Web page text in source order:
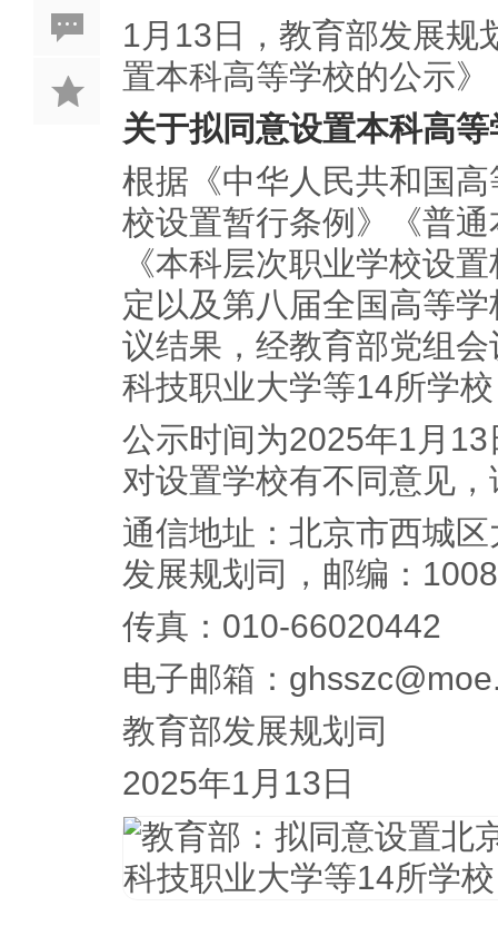
1月13日，教育部发展规
置本科高等学校的公示
关于拟同意设置本科高
根据《中华人民共和国
校设置暂行条例》《普
《本科层次职业学校设
定以及第八届全国高等
议结果，经教育部党组
科技职业大学等14所学
公示时间为2025年1月
对设置学校有不同意见
通信地址：北京市西城
发展规划司，邮编：
传真：010-66020442
电子邮箱：
教育部发展规划司
2025年1月13日